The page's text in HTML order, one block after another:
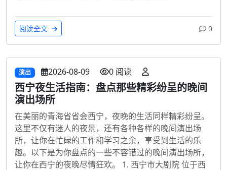
阅读全文 0
演出 2026-08-09 0 阅读
西宁夜生活指南：盘点那些精彩纷呈的晚间
演出场所
在美丽的青海省省会西宁，夜晚的生活同样精彩纷呈。
这里不仅有迷人的夜景，还有各种各样的晚间演出场
所，让你在忙碌的工作和学习之余，享受到生活的乐
趣。以下是为你盘点的一些不容错过的晚间演出场所，
让你在西宁的夜晚尽情狂欢。 1. 西宁市大剧院 位于西